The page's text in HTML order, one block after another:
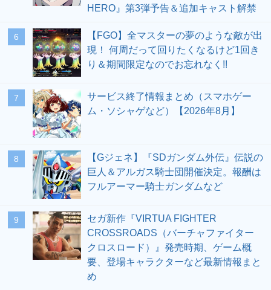
HERO』第3弾予告＆追加キャスト解禁
6
【FGO】全マスターの夢のような敵が出
現！ 何周だって回りたくなるけど1回き
り＆期間限定なのでお忘れなく!!
7
サービス終了情報まとめ（スマホゲー
ム・ソシャゲなど）【2026年8月】
8
【Gジェネ】『SDガンダム外伝』伝説の
巨人＆アルガス騎士団開催決定。報酬は
フルアーマー騎士ガンダムなど
9
セガ新作『VIRTUA FIGHTER
CROSSROADS（バーチャファイター
クロスロード）』発売時期、ゲーム概
要、登場キャラクターなど最新情報まと
め